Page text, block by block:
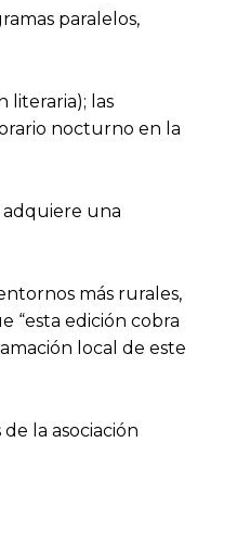
paralelos,
literaria); las
nocturno en la
adquiere una
más rurales,
“esta edición cobra
local de este
la asociación